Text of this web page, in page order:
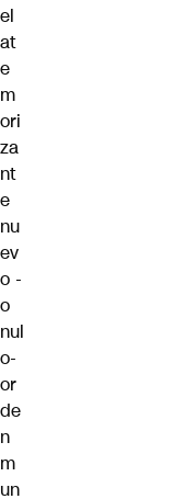
el
at
e
m
ori
za
nt
e
nu
ev
o -
o
nul
o-
or
de
n
m
un